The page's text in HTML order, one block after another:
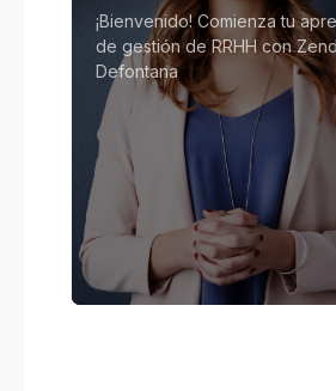
¡Bienvenido! Comienza tu
de gestión de RRHH con
Defontana